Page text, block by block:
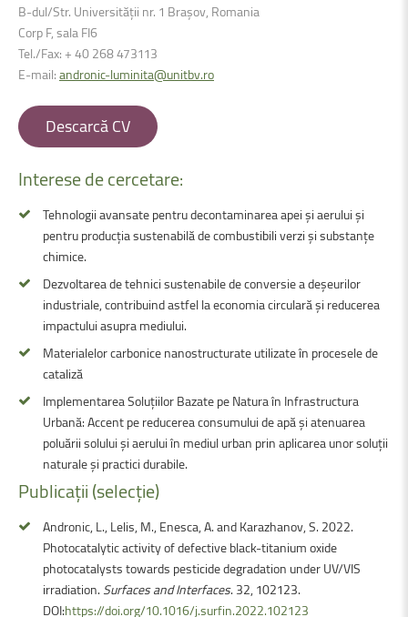
B-dul/Str. Universității nr. 1 Brașov, Romania
Corp F, sala FI6
Tel./Fax: + 40 268 473113
E-mail:andronic-luminita@unitbv.ro
Descarcă CV
Interesedecercetare:
Tehnologii avansate pentru decontaminarea apei și aerului și
pentru producția sustenabilă de combustibili verzi și substanțe
chimice.
Dezvoltarea de tehnici sustenabile de conversie a deșeurilor
industriale, contribuind astfel la economia circulară și reducerea
impactului asupra mediului.
Materialelor carbonice nanostructurate utilizate în procesele de
cataliză
Implementarea Soluțiilor Bazate pe Natura în Infrastructura
Urbană: Accent pe reducerea consumului de apă și atenuarea
poluării solului și aerului în mediul urban prin aplicarea unor soluții
naturale și practici durabile.
Publicații(selecție)
Andronic, L., Lelis, M., Enesca, A. and Karazhanov, S. 2022.
Photocatalytic activity of defective black-titanium oxide
photocatalysts towards pesticide degradation under UV/VIS
irradiation. Surfaces and Interfaces. 32, 102123.
DOI:https://doi.org/10.1016/j.surfin.2022.102123